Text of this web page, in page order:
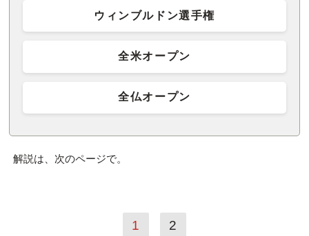
ウィンブルドン選手権
全米オープン
全仏オープン
解説は、次のページで。
1 2